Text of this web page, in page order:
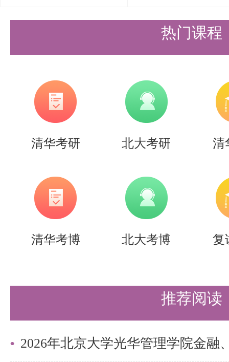
邮政编码:100084
简章】的内容，希望能帮助准备
间，提高上岸的成功率。
需要说的是，考清北竞争大，压
持。盛世清北-清北考研集训营，
造，有清北先行营、清北强基营
盛世清北老师。
热门课程
清华考研 北大考研 清
清华考博 北大考博 复
推荐阅读